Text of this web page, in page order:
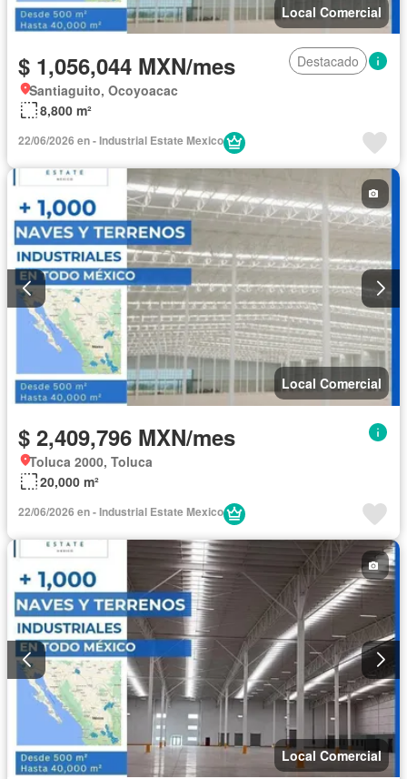
Local Comercial
$ 1,056,044 MXN/mes
Destacado
Santiaguito, Ocoyoacac
8,800 m²
22/06/2026 en - Industrial Estate Mexico
Local Comercial
$ 2,409,796 MXN/mes
Toluca 2000, Toluca
20,000 m²
22/06/2026 en - Industrial Estate Mexico
Local Comercial